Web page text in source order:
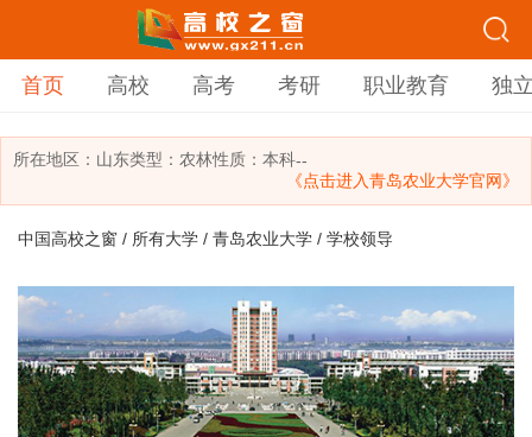
首页 高校 高考 考研 职业教育 独
所在地区： 山东类型： 农林性质：本科--
《点击进入青岛农业大学官网》
中国高校之窗 / 所有大学 / 青岛农业大学 / 学校领导